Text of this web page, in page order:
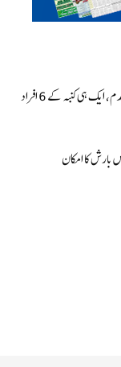
پرتاپ گڑھ میں 100 سال قدیم مکان منہدم، ایک ہی کنبہ کے 6 افراد